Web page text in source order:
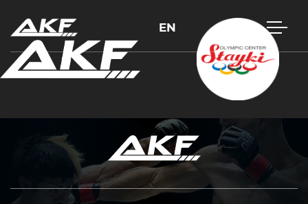
EN
Нажмите Enter для поиска или Esc, чтобы закрыть